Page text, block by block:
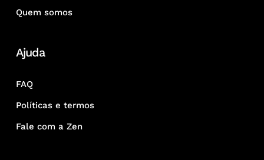
Quem somos
Ajuda
FAQ
Políticas e termos
Fale com a Zen